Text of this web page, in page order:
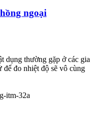
ngoại
dụng thường gặp ở các gia
đo nhiệt độ sẽ vô cùng